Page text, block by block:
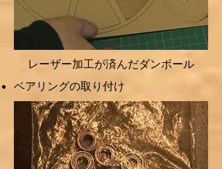
レーザー加工が済んだダンボール
​ベアリングの取り付け